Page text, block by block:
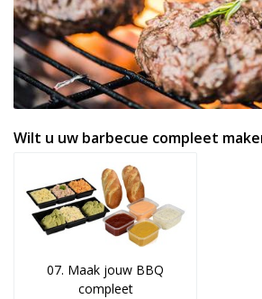
Wilt u uw barbecue compleet
07. Maak jouw BBQ
compleet